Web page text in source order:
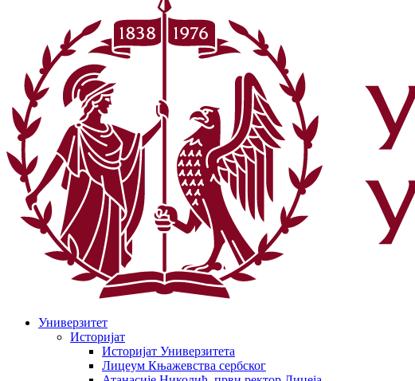
Универзитет
Историјат
Историјат Универзитета
Лицеум Књажевства сербског